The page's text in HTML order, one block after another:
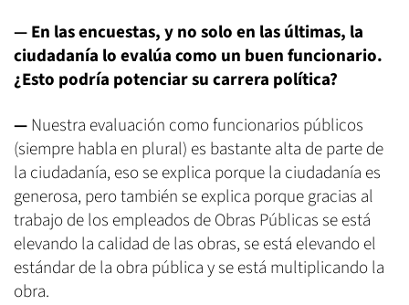
—En las encuestas, y no solo en las últimas, la
ciudadanía lo evalúa como un buen funcionario.
¿Esto podría potenciar su carrera política?
—Nuestra evaluación como funcionarios públicos
(siempre habla en plural) es bastante alta de parte de
la ciudadanía, eso se explica porque la ciudadanía es
generosa, pero también se explica porque gracias al
trabajo de los empleados de Obras Públicas se está
elevando la calidad de las obras, se está elevando el
estándar de la obra pública y se está multiplicando la
obra.